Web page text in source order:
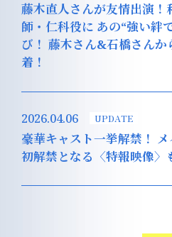
藤木直人さんが友情出演！
師・仁科役に あの“強い絆
び！ 藤木さん&石橋さん
着！
2026.04.06 UPDATE
豪華キャスト一挙解禁！
初解禁となる〈特報映像〉